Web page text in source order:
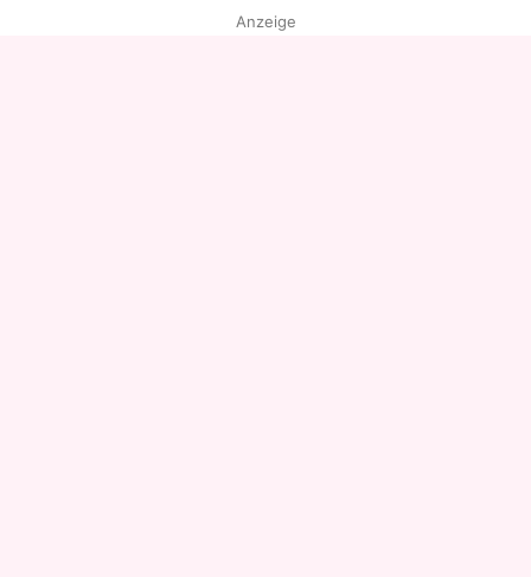
Anzeige